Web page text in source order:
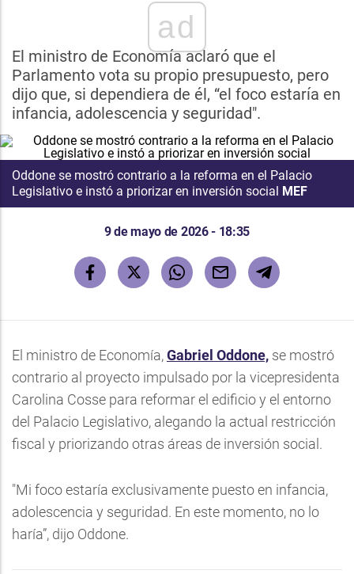
ad
El ministro de Economía aclaró que el
Parlamento vota su propio presupuesto, pero
dijo que, si dependiera de él, “el foco estaría en
infancia, adolescencia y seguridad".
Oddone se mostró contrario a la reforma en el Palacio
Legislativo e instó a priorizar en inversión social MEF
9 de mayo de 2026 - 18:35
El ministro de Economía,Gabriel Oddone, se mostró
contrario al proyecto impulsado por la vicepresidenta
Carolina Cosse para reformar el edificio y el entorno
del Palacio Legislativo, alegando la actual restricción
fiscal y priorizando otras áreas de inversión social.
"Mi foco estaría exclusivamente puesto en infancia,
adolescencia y seguridad. En este momento, no lo
haría”, dijo Oddone.